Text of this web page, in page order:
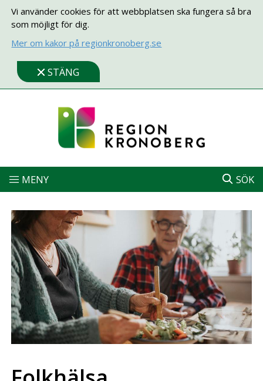
Vi använder cookies för att webbplatsen ska fungera så bra
som möjligt för dig.
Mer om kakor på regionkronoberg.se
STÄNG
MENY SÖK